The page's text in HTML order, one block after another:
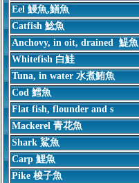
Eel 鰻魚,鱔魚
Catfish 鯰魚
Anchovy, in oit, drained 鯷魚
Whitefish 白鮭
Tuna, in water 水煮鮪魚
Cod 鱈魚
Flat fish, flounder and s
Mackerel 青花魚
Shark 鯊魚
Carp 鯉魚
Pike 梭子魚